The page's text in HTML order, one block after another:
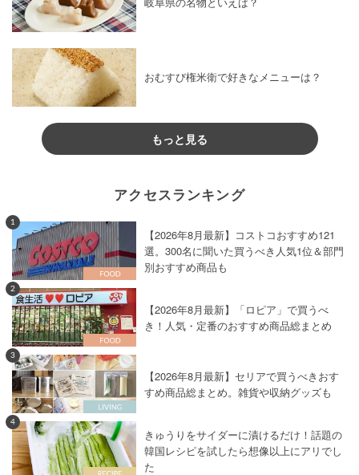
岐阜県の名物といえば？
おむすび権米衛で好きなメニューは？
もっと見る
アクセスランキング
1
【2026年8月最新】コストコおすすめ121
選。300名に聞いた買うべき人気1位＆部門
別おすすめ商品も
2
【2026年8月最新】「ロピア」で買うべ
き！人気・定番のおすすめ商品総まとめ
3
【2026年8月最新】セリアで買うべきおす
すめ商品総まとめ。雑貨や収納グッズも
4
きゅうりをサイダーに漬けるだけ！話題の
韓国レシピを試したら想像以上にアリでし
た